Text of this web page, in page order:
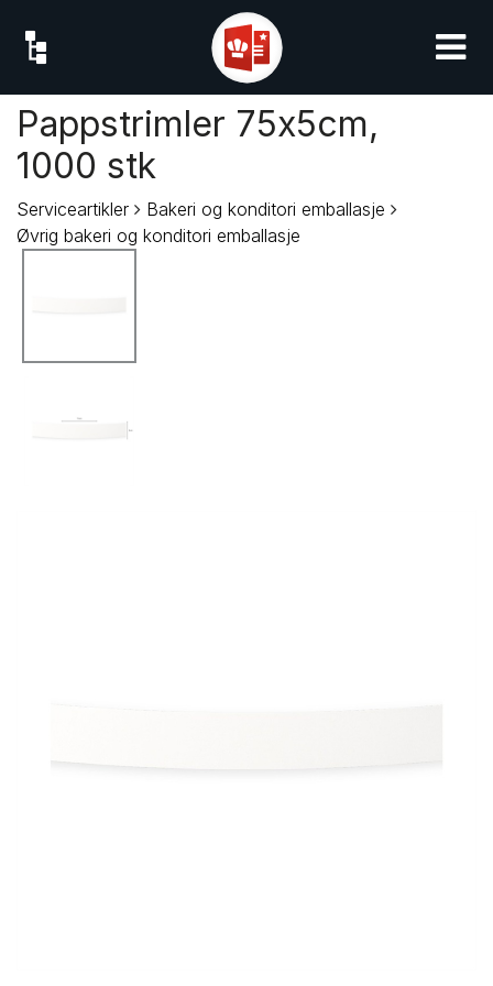
Pappstrimler 75x5cm,
1000 stk
Serviceartikler
Bakeri og konditori emballasje
Øvrig bakeri og konditori emballasje